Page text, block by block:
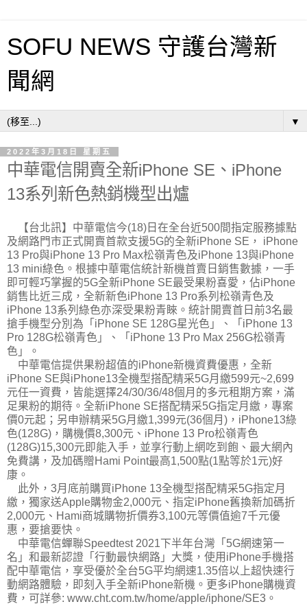
SOFU NEWS 守護台灣新
聞網
▼
2022年3月18日 星期五
中華電信開賣全新iPhone SE、iPhone
13系列新色熱銷機型出爐
【台北訊】中華電信今(18)日在全台近500間指定服務據點
及網路門市正式開賣首款支援5G的全新iPhone SE， iPhone
13 Pro與iPhone 13 Pro Max松嶺青色及iPhone 13與iPhone
13 mini綠色。根據中華電信統計新機首賣日銷售數據，一手
即可輕巧掌握的5G全新iPhone SE最受果粉喜愛，佔iPhone
銷售比近三成，全新新色iPhone 13 Pro系列松嶺青色及
iPhone 13系列綠色亦深受果粉青睞。統計開賣首日前3名最
搶手機型分別為「iPhone SE 128G星光色」、「iPhone 13
Pro 128G松嶺青色」、「iPhone 13 Pro Max 256G松嶺青
色」。
中華電信提供果粉超值的iPhone新機資費優惠，全新
iPhone SE與iPhone13全機型搭配精采5G月繳599元~2,699
元任一資費，皆能選擇24/30/36/48個月的多元租期方案，滿
足果粉的期待。全新iPhone SE搭配精采5G指定月繳，專案
價0元起；另申辦精采5G月繳1,399元(36個月)，iPhone13綠
色(128G)，購機價8,300元、iPhone 13 Pro松嶺青色
(128G)15,300元即能入手，並享行動上網吃到飽、最大網內
免費講，及加碼贈Hami Point最高1,500點(1點等於1元)好
康。
此外，3月底前購買iPhone 13全機型搭配精采5G指定月
繳，獨家送Apple購物金2,000元、指定iPhone舊換新加碼折
2,000元、Hami商城購物折價券3,100元等價值逾7千元優
惠，要搶要快。
中華電信蟬聯Speedtest 2021下半年台灣「5G網速第一
名」和最新認證「行動最快網路」大獎，使用iPhone手機搭
配中華電信，享受優於全台5G平均網速1.35倍以上超快速行
動網路體驗，即刻入手全新iPhone新機。更多iPhone購機資
費，可詳參: www.cht.com.tw/home/apple/iphone/SE3。